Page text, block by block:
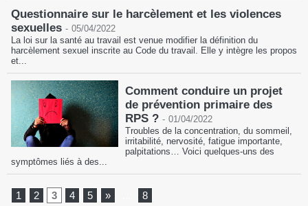
Questionnaire sur le harcèlement et les violences
sexuelles - 05/04/2022
La loi sur la santé au travail est venue modifier la définition du
harcèlement sexuel inscrite au Code du travail. Elle y intègre les propos
et...
Comment conduire un projet
de prévention primaire des
RPS ? - 01/04/2022
Troubles de la concentration, du sommeil,
irritabilité, nervosité, fatigue importante,
palpitations… Voici quelques-uns des
symptômes liés à des...
1 2 3 4 5 » 8